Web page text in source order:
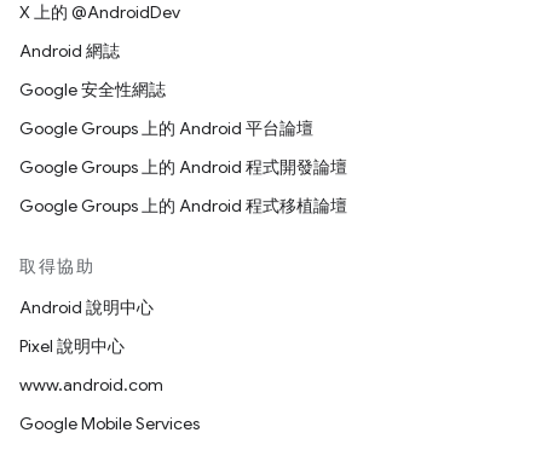
X 上的 @AndroidDev
Android 網誌
Google 安全性網誌
Google Groups 上的 Android 平台論壇
Google Groups 上的 Android 程式開發論壇
Google Groups 上的 Android 程式移植論壇
取得協助
Android 說明中心
Pixel 說明中心
www.android.com
Google Mobile Services